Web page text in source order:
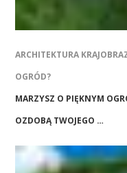
ARCHITEKTURA
OGRÓD?
MARZYSZ O PIĘKNYM
OZDOBĄ TWOJEGO …